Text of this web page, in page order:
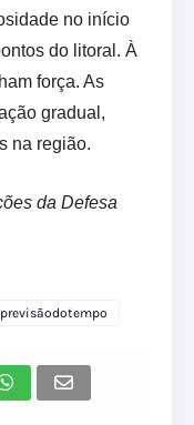
no início
do litoral. À
força. As
gradual,
na região.
da Defesa